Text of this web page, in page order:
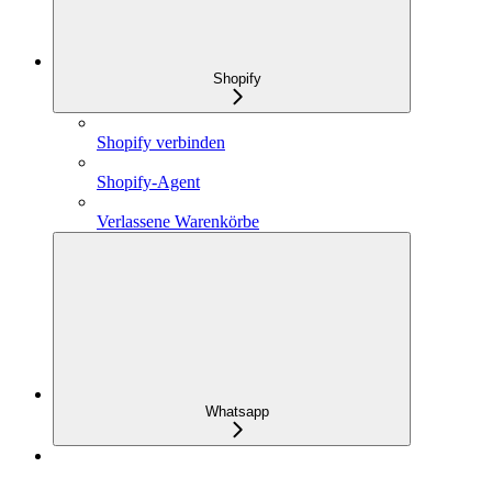
Shopify
Shopify verbinden
Shopify-Agent
Verlassene Warenkörbe
Whatsapp